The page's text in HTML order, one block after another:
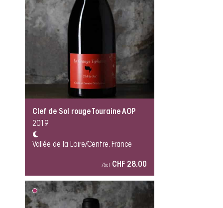
Clef de Sol rouge Touraine AOP
2019
Vallée de la Loire/Centre, France
75cl CHF 28.00